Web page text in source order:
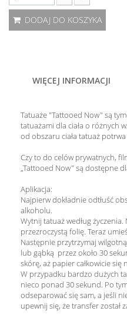
DODAJ DO KOSZYKA
WIĘCEJ INFORMACJI
Tatuaże "Tattooed Now" są
tatuażami dla ciała o różnych
od obszaru ciała tatuaż potrwa
Czy to do celów prywatnych,
„Tattooed Now" są dostępne
Aplikacja:
Najpierw dokładnie odtłuść
alkoholu.
Wytnij tatuaż według
przezroczystą folię. Teraz
Następnie przytrzymaj
lub gąbką przez około 30
skórę, aż papier całkowicie się
W przypadku bardzo dużych
nieco ponad 30 sekund. Po
odseparować się sam, a jeśli
upewnij się, że transfer został